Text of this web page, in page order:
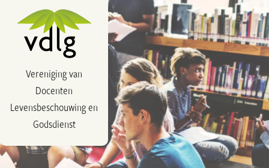
Vereniging van
Docenten
Levensbeschouwing en
Godsdienst